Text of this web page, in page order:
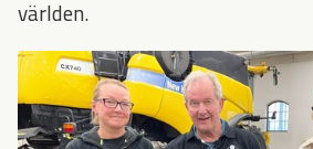
världen.